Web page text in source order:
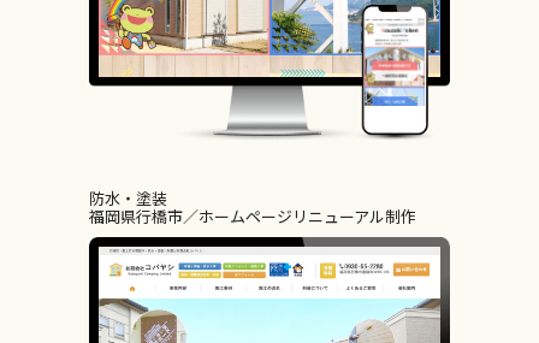
防水・塗装
福岡県行橋市 ホームページリニューアル制作